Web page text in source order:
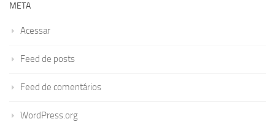
META
Acessar
Feed de posts
Feed de comentários
WordPress.org